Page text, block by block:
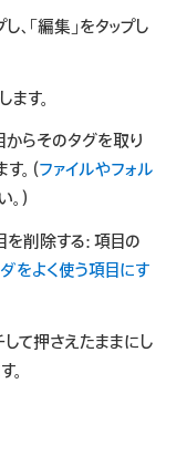
し、「編集」をタップし
す。
からそのタグを取り
。（ファイルやフォル
）
を削除する: 項目の
をよく使う項目にす
して押さえたままにし
。